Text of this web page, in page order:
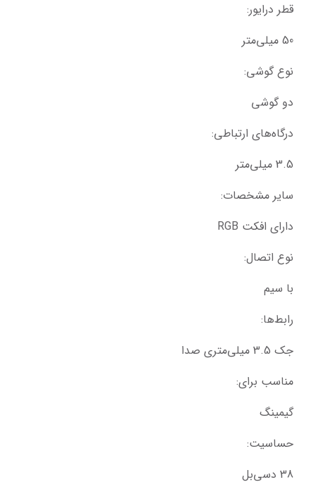
قطر درایور:
50 میلی‌متر
نوع گوشی:
دو گوشی
درگاه‌های ارتباطی:
3.5 میلی‌متر
سایر مشخصات:
دارای افکت RGB
نوع اتصال:
با سیم
رابط‌ها:
جک 3.5 میلی‌متری صدا
مناسب برای:
گیمینگ
حساسیت:
38 دسی‌بل